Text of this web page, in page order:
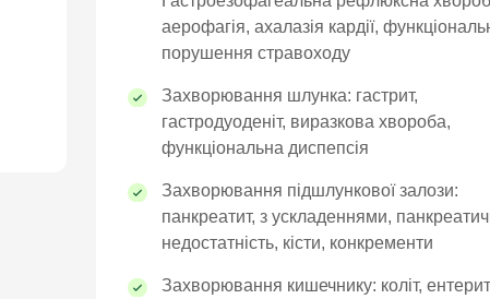
аерофагія, ахалазія кардії,
порушення стравоходу
Захворювання шлунка: гастрит,
гастродуоденіт, виразкова хвороба,
функціональна диспепсія
Захворювання підшлункової залози:
панкреатит, з ускладеннями,
недостатність, кісти, конкременти
Захворювання кишечнику: коліт,